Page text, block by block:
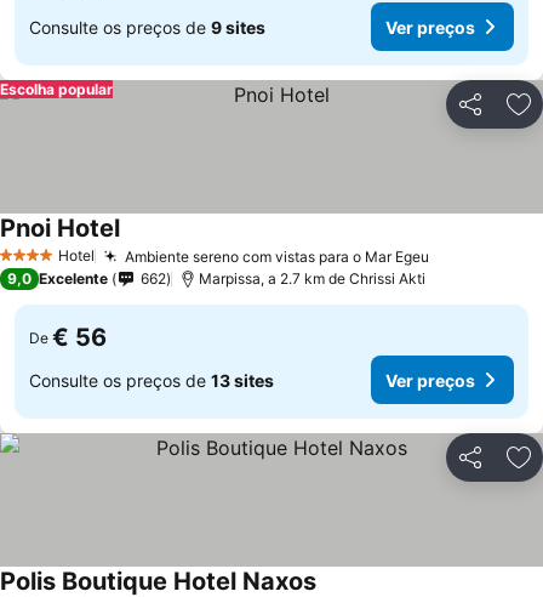
Consulte os preços de 9 sites Ver preços
Partilhar
Escolha popular
4 EstrelasHotel Ambiente sereno com vistas para o Mar Egeu
Pnoi Hotel
9,0 Excelente 662 Marpissa, a 2.7 km de Chrissi Akti
De € 56
Consulte os preços de 13 sites Ver preços
Partilhar
Polis Boutique Hotel Naxos